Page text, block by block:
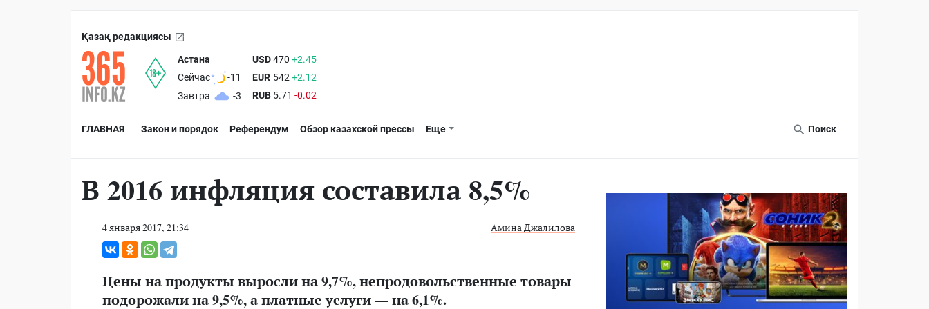
Қазақ редакциясы
Астана
Сейчас
-11
Завтра
-3
USD470 +2.45
EUR 542 +2.12
RUB 5.71 -0.02
ГЛАВНАЯ Закон и порядок Референдум Обзор казахской прессы Еще Поиск
В 2016 инфляция составила 8,5%
4 января 2017, 21:34 Амина Джалилова
Цены на продукты выросли на 9,7%, непродовольственные товары
подорожали на 9,5%, а платные услуги — на 6,1%.